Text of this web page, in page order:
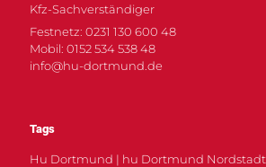
Kfz-Sachverständiger
Festnetz: 0231 130 600 48
Mobil: 0152 534 538 48
info@hu-dortmund.de
Tags
Hu Dortmund | hu Dortmund